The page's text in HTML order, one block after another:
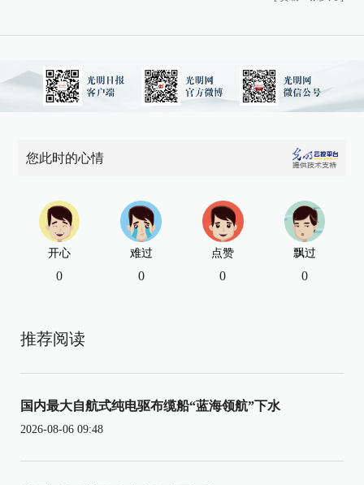
您此时的心情
开心
0
难过
0
点赞
0
飘过
0
推荐阅读
国内最大自航式纯电驱布缆船“蓝海领航”下水
2026-08-06 09:48